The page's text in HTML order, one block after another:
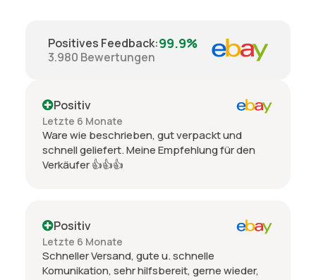
Positives Feedback:99.9%
3.980 Bewertungen
Positiv
Letzte 6 Monate
Ware wie beschrieben, gut verpackt und
schnell geliefert. Meine Empfehlung für den
Verkäufer 👍👍👍
Positiv
Letzte 6 Monate
Schneller Versand, gute u. schnelle
Komunikation, sehr hilfsbereit, gerne wieder,